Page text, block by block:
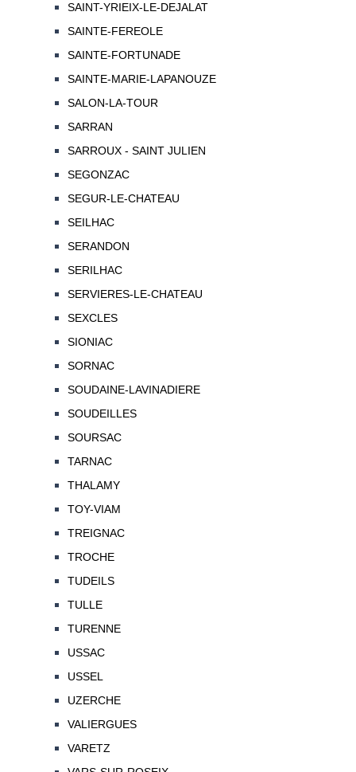
SAINT-YRIEIX-LE-DEJALAT
SAINTE-FEREOLE
SAINTE-FORTUNADE
SAINTE-MARIE-LAPANOUZE
SALON-LA-TOUR
SARRAN
SARROUX - SAINT JULIEN
SEGONZAC
SEGUR-LE-CHATEAU
SEILHAC
SERANDON
SERILHAC
SERVIERES-LE-CHATEAU
SEXCLES
SIONIAC
SORNAC
SOUDAINE-LAVINADIERE
SOUDEILLES
SOURSAC
TARNAC
THALAMY
TOY-VIAM
TREIGNAC
TROCHE
TUDEILS
TULLE
TURENNE
USSAC
USSEL
UZERCHE
VALIERGUES
VARETZ